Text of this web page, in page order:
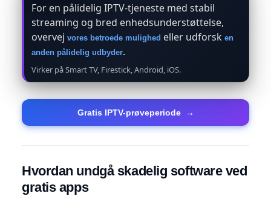
For en pålidelig IPTV-tjeneste med stabil
streaming og bred enhedsunderstøttelse,
overvej vores betroede mulighed eller udforsk en
anden pålidelig udbyder.
Virker på Smart TV, Firestick, Android, iOS.
Gratis IPTV-prøveperiode →
Hvordan undgå skadelig software ved
gratis apps